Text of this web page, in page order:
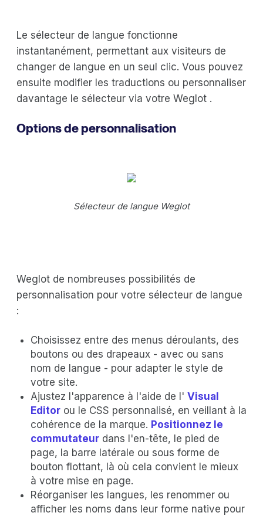
Le sélecteur de langue fonctionne
instantanément, permettant aux visiteurs de
changer de langue en un seul clic. Vous pouvez
ensuite modifier les traductions ou personnaliser
davantage le sélecteur via votre Weglot .
Options de personnalisation
Sélecteur de langue Weglot
Weglot de nombreuses possibilités de
personnalisation pour votre sélecteur de langue
:
Choisissez entre des menus déroulants, des
boutons ou des drapeaux - avec ou sans
nom de langue - pour adapter le style de
votre site.
Ajustez l'apparence à l'aide de l' Visual
Editor ou le CSS personnalisé, en veillant à la
cohérence de la marque. Positionnez le
commutateur dans l'en-tête, le pied de
page, la barre latérale ou sous forme de
bouton flottant, là où cela convient le mieux
à votre mise en page.
Réorganiser les langues, les renommer ou
afficher les noms dans leur forme native pour